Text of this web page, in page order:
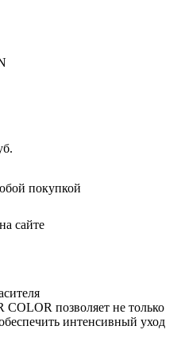
покупкой
сайте
позволяет не только
интенсивный уход